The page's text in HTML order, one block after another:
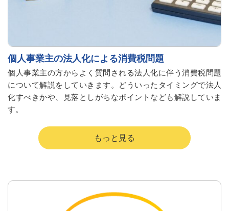
個人事業主の法人化による消費税問題
個人事業主の方からよく質問される法人化に伴う消費税問題
について解説をしていきます。どういったタイミングで法人
化すべきかや、見落としがちなポイントなども解説していま
す。